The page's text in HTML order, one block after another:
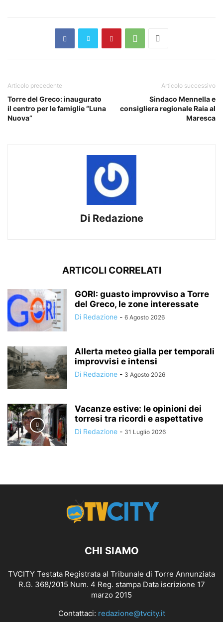
Articolo precedente
Torre del Greco: inaugurato
il centro per le famiglie “Luna
Nuova”
Articolo successivo
Sindaco Mennella e
consigliera regionale Raia al
Maresca
Di Redazione
ARTICOLI CORRELATI
GORI: guasto improvviso a Torre
del Greco, le zone interessate
Di Redazione - 6 Agosto 2026
Allerta meteo gialla per temporali
improvvisi e intensi
Di Redazione - 3 Agosto 2026
Vacanze estive: le opinioni dei
torresi tra ricordi e aspettative
Di Redazione - 31 Luglio 2026
CHI SIAMO
TVCITY Testata Registrata al Tribunale di Torre Annunziata
R.G. 368/2015 Num. 4 Reg. stampa Data iscrizione 17
marzo 2015
Contattaci: redazione@tvcity.it